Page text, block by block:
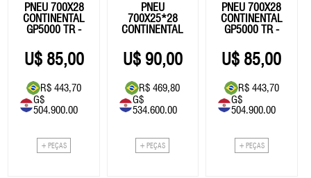
PNEU 700X28
CONTINENTAL
GP5000 TR -
85,00
R$ 443,70
G$
504.900.00
+ PEÇAS
PNEU
700X25*28
CONTINENTAL
TUBULAR
90,00
R$ 469,80
G$
534.600.00
+ PEÇAS
PNEU 700X28
CONTINENTAL
GP5000 TR -
85,00
R$ 443,70
G$
504.900.00
+ PEÇAS